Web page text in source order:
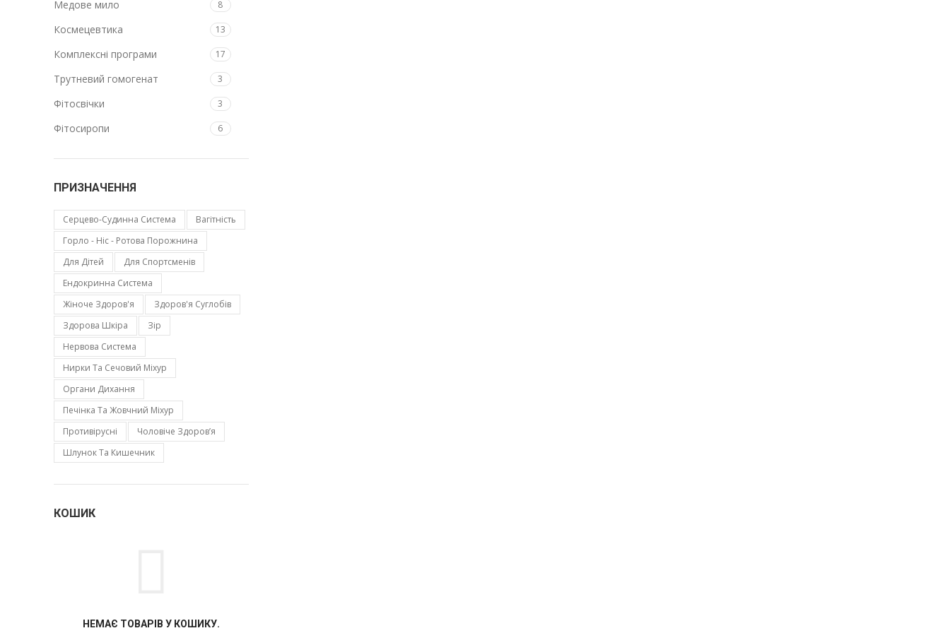
Медове мило 8
Космецевтика 13
Комплексні програми 17
Трутневий гомогенат 3
Фітосвічки 3
Фітосиропи 6
ПРИЗНАЧЕННЯ
Cерцево-Судинна Система
Вагітність
Горло - Ніс - Ротова Порожнина
Для Дітей
Для Спортсменів
Ендокринна Система
Жіноче Здоров'я
Здоров'я Суглобів
Здорова Шкіра
Зір
Нервова Система
Нирки Та Сечовий Міхур
Органи Дихання
Печінка Та Жовчний Міхур
Противірусні
Чоловіче Здоров’я
Шлунок Та Кишечник
КОШИК
НЕМАЄ ТОВАРІВ У КОШИКУ.